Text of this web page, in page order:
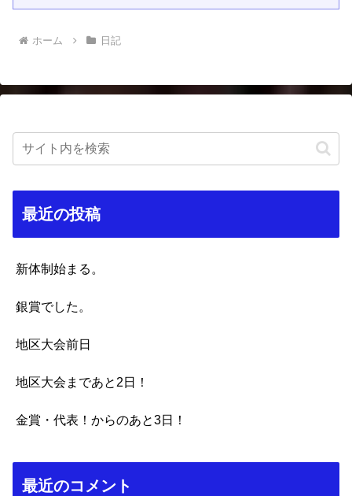
ホーム 日記
最近の投稿
新体制始まる。
銀賞でした。
地区大会前日
地区大会まであと2日！
金賞・代表！からのあと3日！
最近のコメント